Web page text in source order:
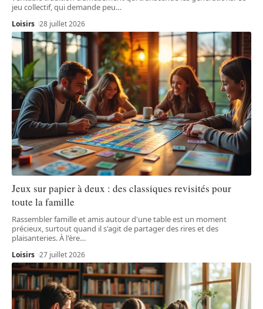
jeu collectif, qui demande peu…
Loisirs 28 juillet 2026
Jeux sur papier à deux : des classiques revisités pour
toute la famille
Rassembler famille et amis autour d'une table est un moment
précieux, surtout quand il s'agit de partager des rires et des
plaisanteries. À l'ère…
Loisirs 27 juillet 2026